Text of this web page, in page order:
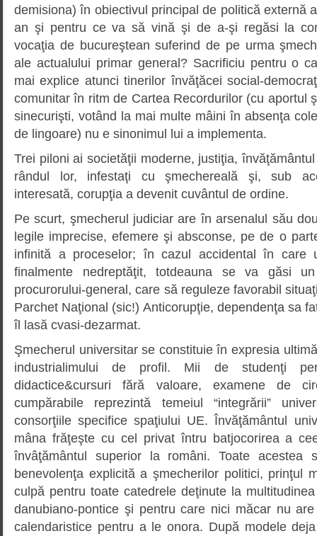
demisiona) în obiectivul principal de politică externă
an şi pentru ce va să vină şi de a-şi regăsi la
vocaţia de bucureştean suferind de pe urma
ale actualului primar general? Sacrificiu pentru o
mai explice atunci tinerilor învăţăcei social-
comunitar în ritm de Cartea Recordurilor (cu aportul
sinecurişti, votând la mai multe mâini în absenţa
de lingoare) nu e sinonimul lui a implementa.
Trei piloni ai societăţii moderne, justiţia,
rândul lor, infestaţi cu şmechereală şi, sub
interesată, corupţia a devenit cuvântul de ordine.
Pe scurt, şmecherul judiciar are în arsenalul său
legile imprecise, efemere şi absconse, pe de o
infinită a proceselor; în cazul accidental în care
finalmente nedreptăţit, totdeauna se va găsi
procurorului-general, care să reguleze favorabil
Parchet Naţional (sic!) Anticorupţie, dependenţa sa
îl lasă cvasi-dezarmat.
Şmecherul universitar se constituie în expresia
industrialimului de profil. Mii de studenţi
didactice&cursuri fără valoare, examene de
cumpărabile reprezintă temeiul “integrării”
consorţiile specifice spaţiului UE. Învăţământul
mâna frăţeşte cu cel privat întru batjocorirea a
învâţământul superior la români. Toate acestea
benevolenţa explicită a şmecherilor politici, prinţul
culpă pentru toate catedrele deţinute la
danubiano-pontice şi pentru care nici măcar nu
calendaristice pentru a le onora. După modele